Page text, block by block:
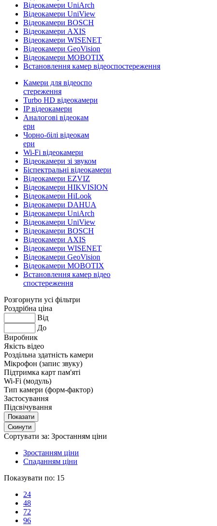
Відеокамери UniArch
Відеокамери UniView
Відеокамери BOSCH
Відеокамери AXIS
Відеокамери WISENET
Відеокамери GeoVision
Відеокамери MOBOTIX
Встановлення камер відеоспостереження
Камери для відеоспо
стереження
Turbo HD відеокамери
IP відеокамери
Аналогові відеокам
ери
Чорно-білі відеокам
ери
Wi-Fi відеокамери
Відеокамери зі звуком
Біспектральні відеокамери
Відеокамери EZVIZ
Відеокамери HIKVISION
Відеокамери HiLook
Відеокамери DAHUA
Відеокамери UniArch
Відеокамери UniView
Відеокамери BOSCH
Відеокамери AXIS
Відеокамери WISENET
Відеокамери GeoVision
Відеокамери MOBOTIX
Встановлення камер відео
спостереження
Розгорнути усі фільтри
Роздрібна ціна
Від
До
Виробник
Якість відео
Роздільна здатність камери
Мікрофон (запис звуку)
Підтримка карт пам'яті
Wi-Fi (модуль)
Тип камери (форм-фактор)
Застосування
Підсвічування
Сортувати за: Зростанням ціни
Зростанням ціни
Спаданням ціни
Показувати по: 15
24
48
72
96